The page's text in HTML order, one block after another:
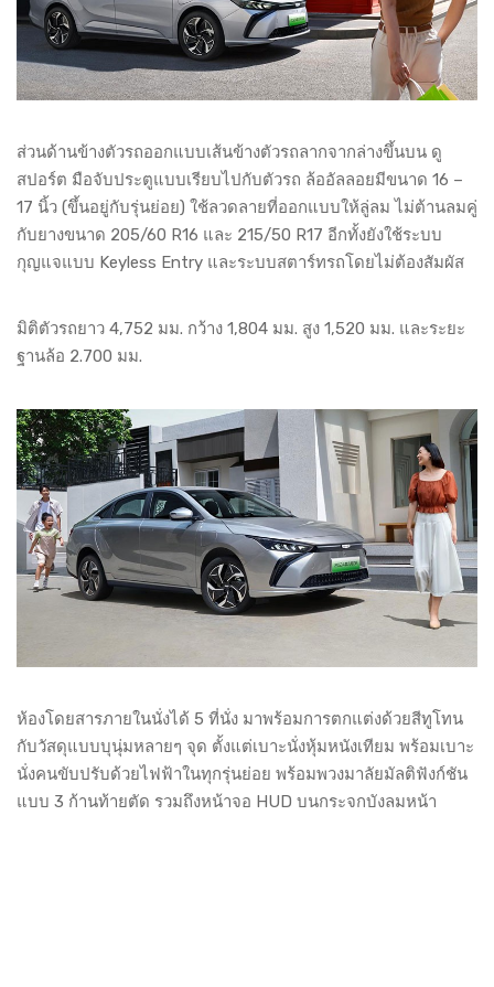
ส่วนด้านข้างตัวรถออกแบบเส้นข้างตัวรถลากจากล่างขึ้นบน ดู
สปอร์ต มือจับประตูแบบเรียบไปกับตัวรถ ล้ออัลลอยมีขนาด 16 –
17 นิ้ว (ขึ้นอยู่กับรุ่นย่อย) ใช้ลวดลายที่ออกแบบให้ลู่ลม ไม่ต้านลมคู่
กับยางขนาด 205/60 R16 และ 215/50 R17 อีกทั้งยังใช้ระบบ
กุญแจแบบ Keyless Entry และระบบสตาร์ทรถโดยไม่ต้องสัมผัส
มิติตัวรถยาว 4,752 มม. กว้าง 1,804 มม. สูง 1,520 มม. และระยะ
ฐานล้อ 2.700 มม.
ห้องโดยสารภายในนั่งได้ 5 ที่นั่ง มาพร้อมการตกแต่งด้วยสีทูโทน
กับวัสดุแบบบุนุ่มหลายๆ จุด ตั้งแต่เบาะนั่งหุ้มหนังเทียม พร้อมเบาะ
นั่งคนขับปรับด้วยไฟฟ้าในทุกรุ่นย่อย พร้อมพวงมาลัยมัลติฟังก์ชัน
แบบ 3 ก้านท้ายตัด รวมถึงหน้าจอ HUD บนกระจกบังลมหน้า